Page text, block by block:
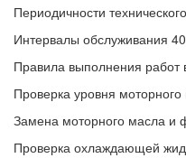
Периодичности
Интервалы обслуживания 40
Правила выполнения работ
Проверка уровня моторного
Замена моторного масла и
Проверка охлаждающей